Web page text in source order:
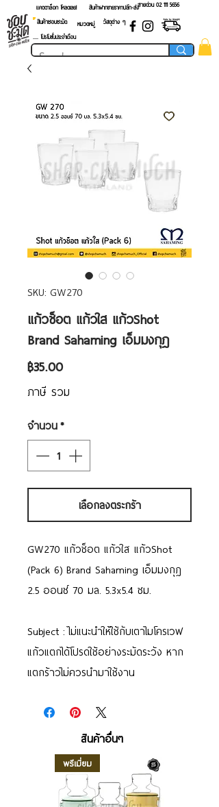
แคตตาล็อก โหลดเลย! สายด่วน 02 ​111 5656
สินค้าฝากขายราคาปลีก-ส่ง
สินค้าชอบชะมัด
หมวดหมู่
วัสดุต่าง ๆ
.... โปรโมชั่นประจำเดือน
SKU: GW270
แก้วช็อต แก้วใส แก้วShot
Brand Sahaming เอ็มมงกุฎ
฿35.00ราคา
ภาษี รวม
จำนวน*
เลือกลงตระกร้า
GW270 แก้วช็อต แก้วใส แก้วShot
(Pack 6) Brand Sahaming เอ็มมงกุฎ
2.5 ออนซ์ 70 มล. 5.3x5.4 ซม.
Subject : ไม่แนะนำให้ใช้กับเตาไมโครเวฟ
แก้วแตกได้โปรดใช้อย่างระมัดระวัง หาก
แตกร้าวไม่ควรนำมาใช้งาน
สินค้าอื่นๆ
พรีเมี่ยม